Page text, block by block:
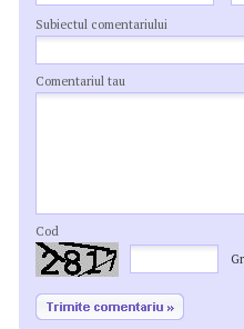
Subiectul comentariului
Comentariul tau
Cod